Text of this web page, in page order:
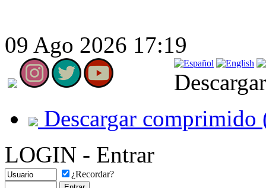
09 Ago 2026 17:19
Descargar comprimido
LOGIN - Entrar
¿Recordar?